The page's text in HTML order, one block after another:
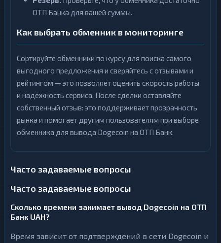
ОТП Банка для вашей суммы.
Как выбрать обменник в мониторинге
Сортируйте обменники по курсу для поиска самого
выгодного предложения и сверяйтесь с отзывами и
рейтингом — это позволяет оценить скорость работы
и надёжность сервиса. После сделки оставляйте
собственный отзыв: это поддерживает прозрачность
рынка и помогает другим пользователям при выборе
обменника для вывода Dogecoin на ОТП Банк.
Часто задаваемые вопросы
Часто задаваемые вопросы
Сколько времени занимает вывод Dogecoin на ОТП
Банк UAH?
Время зависит от подтверждений в сети Dogecoin и